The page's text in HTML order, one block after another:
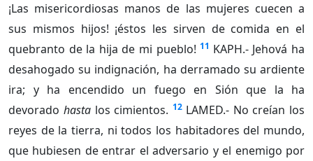
¡Las misericordiosas manos de las mujeres cuecen a
sus mismos hijos! ¡éstos les sirven de comida en el
quebranto de la hija de mi pueblo! 11 KAPH.- Jehová ha
desahogado su indignación, ha derramado su ardiente
ira; y ha encendido un fuego en Sión que la ha
devorado hastalos cimientos. 12 LAMED.- No creían los
reyes de la tierra, ni todos los habitadores del mundo,
que hubiesen de entrar el adversario y el enemigo por